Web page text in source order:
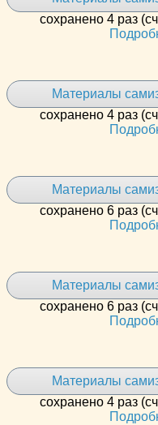
сохранено 4 раз
Материалы
сохранено 4 раз
Материалы
сохранено 6 раз
Материалы
сохранено 6 раз
Материалы
сохранено 4 раз